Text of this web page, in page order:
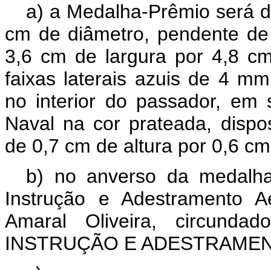
a) a Medalha-Prêmio será
cm de diâmetro, pendente
3,6 cm de largura por 4,8
faixas laterais azuis de 4
no interior do passador, em
Naval na cor prateada,
de 0,7 cm de altura por 0,6
b) no anverso da
Instrução e Adestramento
Amaral Oliveira,
INSTRUÇÃO E